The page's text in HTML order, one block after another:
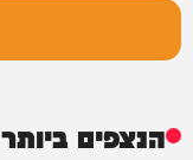
הנצפים ביותר